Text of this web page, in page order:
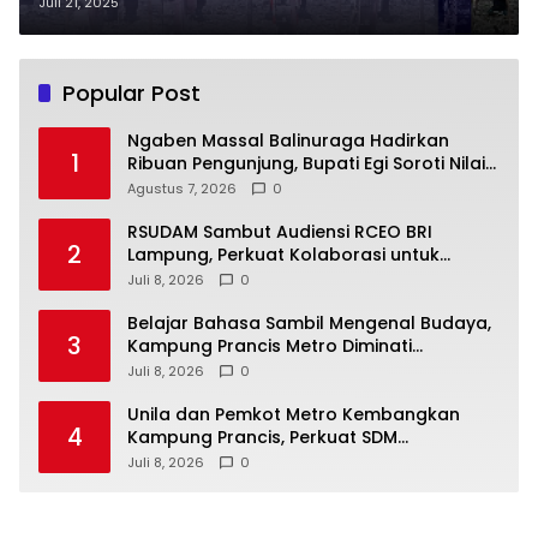
Kesejahteraan Petani
Popular Post
1
Ngaben Massal Balinuraga Hadirkan
Ribuan Pengunjung, Bupati Egi Soroti Nilai
Budaya dan Gotong Royong
Agustus 7, 2026 0
2
RSUDAM Sambut Audiensi RCEO BRI
Lampung, Perkuat Kolaborasi untuk
Pengembangan Layanan dan SDM
Juli 8, 2026 0
3
Belajar Bahasa Sambil Mengenal Budaya,
Kampung Prancis Metro Diminati
Masyarakat
Juli 8, 2026 0
4
Unila dan Pemkot Metro Kembangkan
Kampung Prancis, Perkuat SDM
Berwawasan Internasional
Juli 8, 2026 0